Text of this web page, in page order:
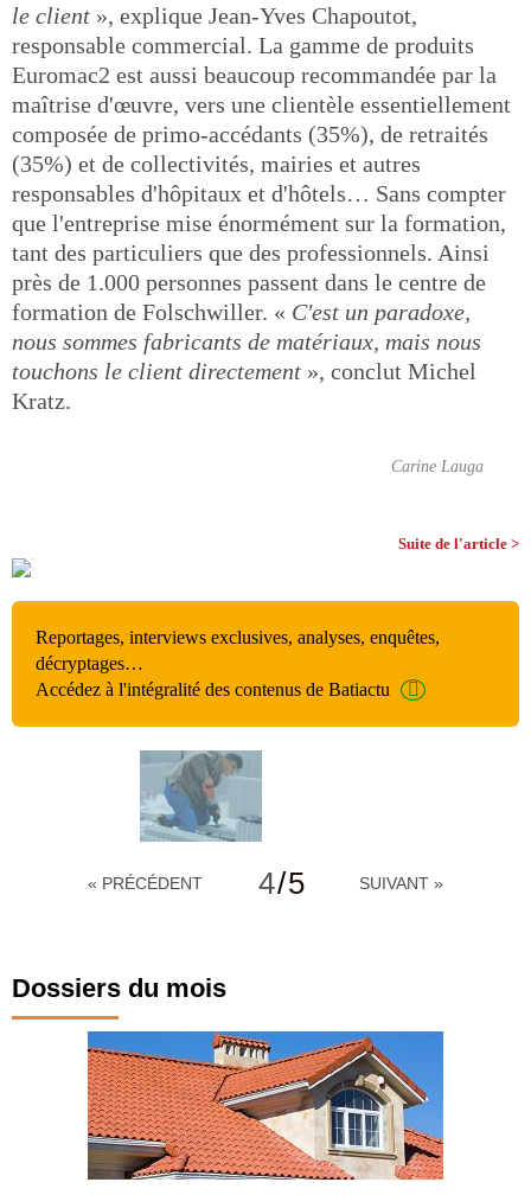
le client », explique Jean-Yves Chapoutot,
responsable commercial. La gamme de produits
Euromac2 est aussi beaucoup recommandée par la
maîtrise d'œuvre, vers une clientèle essentiellement
composée de primo-accédants (35%), de retraités
(35%) et de collectivités, mairies et autres
responsables d'hôpitaux et d'hôtels… Sans compter
que l'entreprise mise énormément sur la formation,
tant des particuliers que des professionnels. Ainsi
près de 1.000 personnes passent dans le centre de
formation de Folschwiller. « C'est un paradoxe,
nous sommes fabricants de matériaux, mais nous
touchons le client directement », conclut Michel
Kratz.
Carine Lauga
Suite de l'article >
Reportages, interviews exclusives, analyses, enquêtes,
décryptages…
Accédez à l'intégralité des contenus de Batiactu
« PRÉCÉDENT 4/5 SUIVANT »
Dossiers du mois